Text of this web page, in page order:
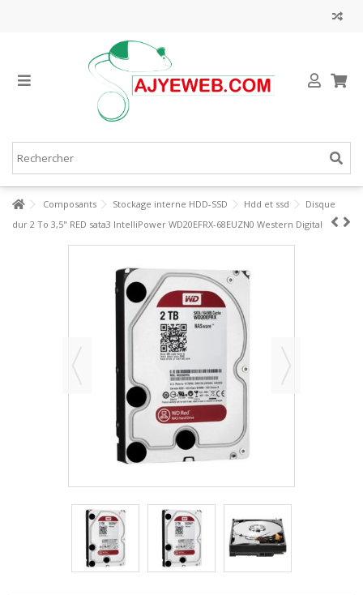
Composants Stockage interne HDD-SSD Hdd et ssd
Disque
dur 2 To 3,5" RED sata3 IntelliPower WD20EFRX-68EUZN0 Western Digital